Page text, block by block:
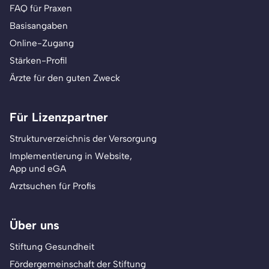
FAQ für Praxen
Basisangaben
Online-Zugang
Stärken-Profil
Ärzte für den guten Zweck
Für Lizenzpartner
Strukturverzeichnis der Versorgung
Implementierung in Website,
App und eGA
Arztsuchen für Profis
Über uns
Stiftung Gesundheit
Fördergemeinschaft der Stiftung